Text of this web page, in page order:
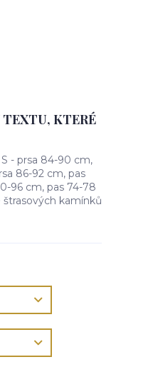
TEXTU, KTERÉ
- prsa 84-90 cm,
86-92 cm, pas
96 cm, pas 74-78
kamínků